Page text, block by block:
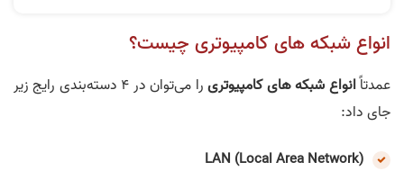
انواع شبکه های کامپیوتری چیست؟
عمدتاًانواع شبکه های کامپیوتری
را می‌توان در 4 دسته‌بندی رایج زیر
جای داد:
LAN (Local Area Network)